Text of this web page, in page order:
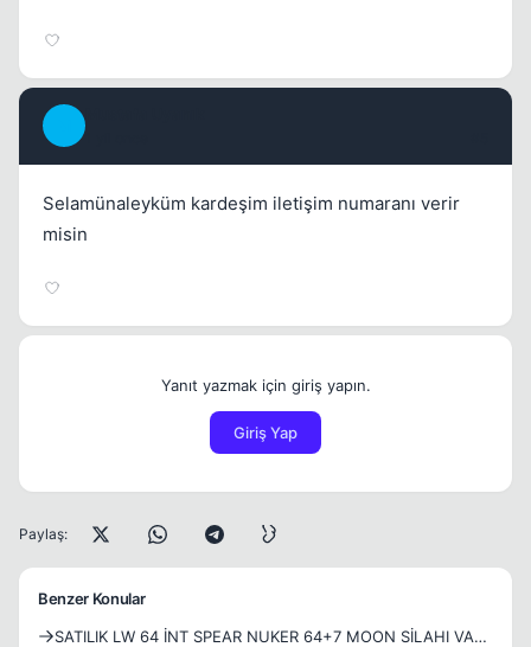
Selamünaleyküm kardeşim iletişim numaranı verir
misin
Yanıt yazmak için giriş yapın.
Giriş Yap
Paylaş:
Benzer Konular
SATILIK LW 64 İNT SPEAR NUKER 64+7 MOON SİLAHI VAR